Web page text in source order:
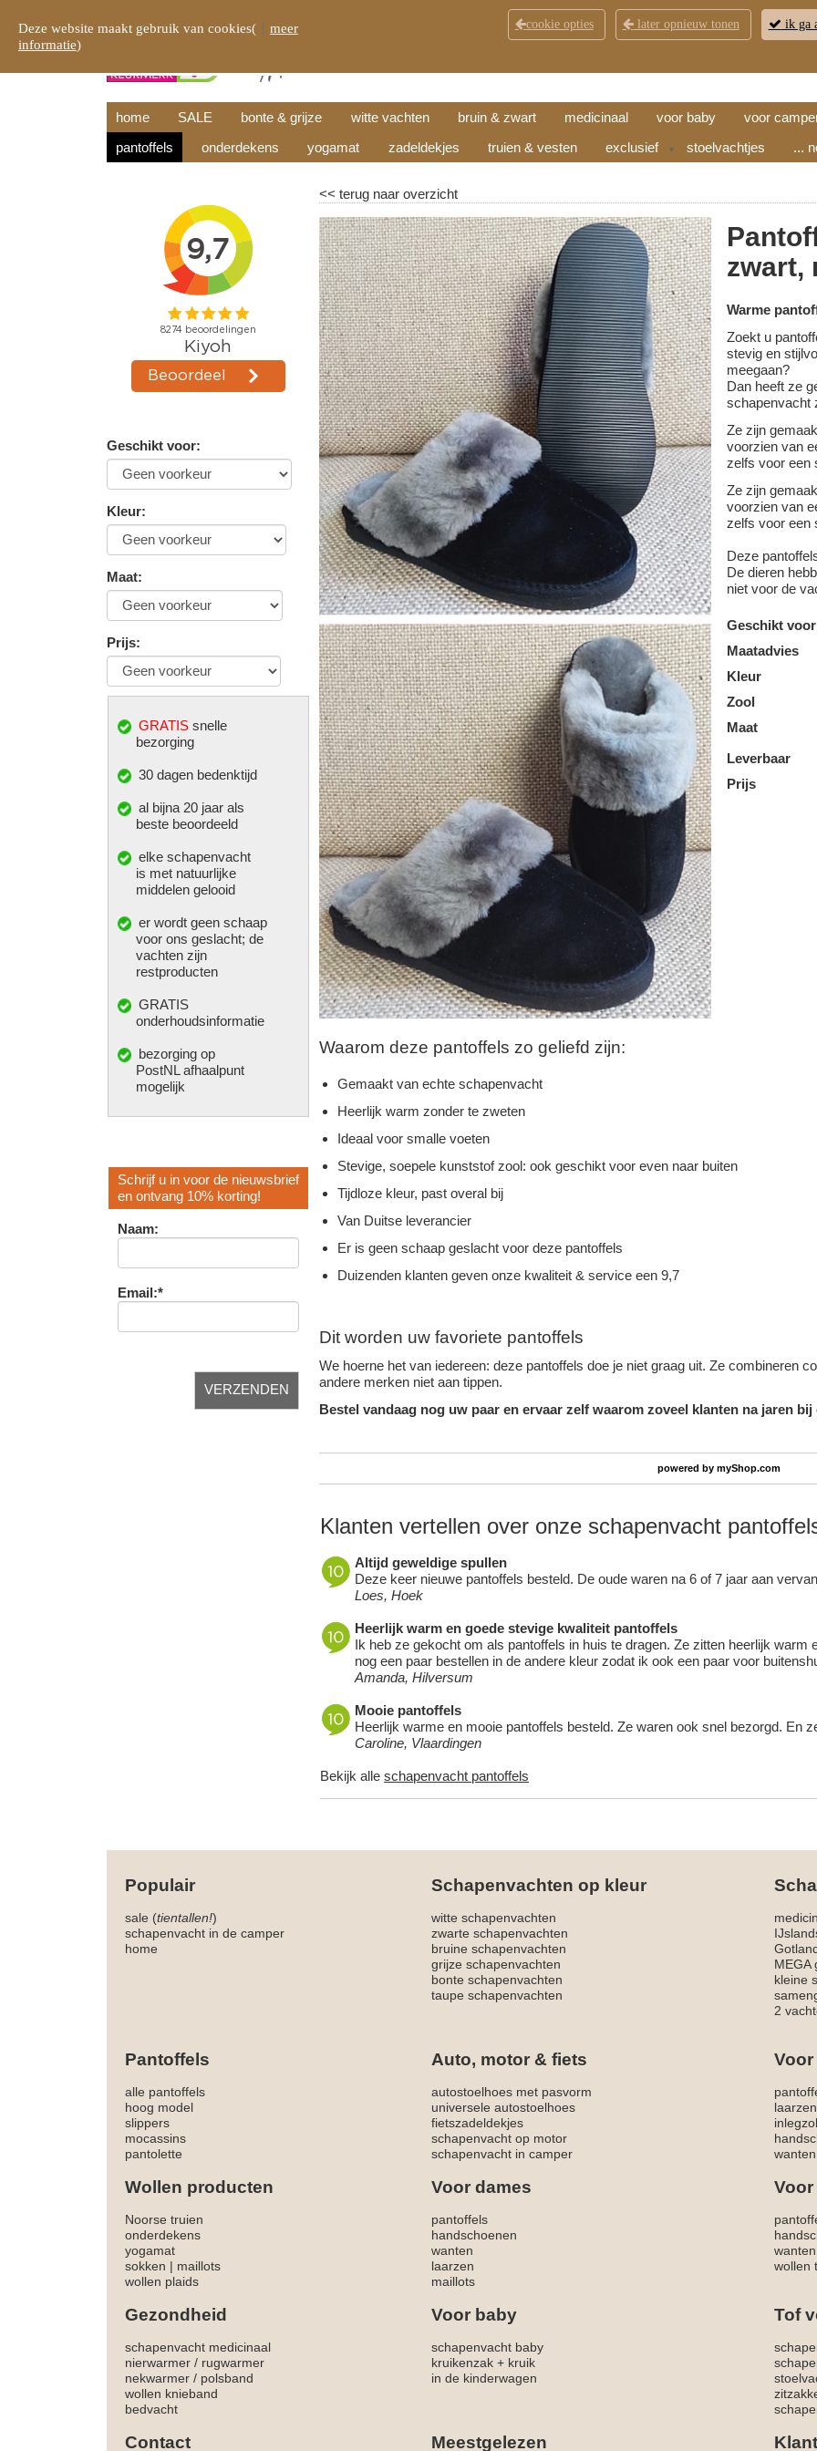
KLANTENSERVICE CONTACT
home SALE bonte & grijze witte vachten bruin & zwart medicinaal voor baby voor
pantoffels
onderdekens yogamat zadeldekjes truien & vesten exclusief ▼ stoelvachtjes ...
Geschikt voor:
Kleur:
Maat:
Prijs:
GRATIS snelle
bezorging
30 dagen bedenktijd
al bijna 20 jaar als
beste beoordeeld
elke schapenvacht
is met natuurlijke
middelen gelooid
er wordt geen schaap
voor ons geslacht; de
vachten zijn
restproducten
GRATIS
onderhoudsinformatie
bezorging op
PostNL afhaalpunt
mogelijk
Schrijf u in voor de nieuwsbrief
en ontvang 10% korting!
Naam:
Email:*
<<terug naar overzicht
zwart,
Warme
Zoekt u
stevig en
meegaan?
Dan heeft ze
schapenvacht
Ze zijn
voorzien van
zelfs voor een
Ze zijn
voorzien van
zelfs voor een
Deze
De dieren
niet voor de
Geschikt voor
Maatadvies
Kleur
Zool
Maat
Leverbaar
Prijs
Waarom deze pantoffels zo geliefd zijn:
Gemaakt van echte schapenvacht
Heerlijk warm zonder te zweten
Ideaal voor smalle voeten
Stevige, soepele kunststof zool: ook geschikt voor even naar buiten
Tijdloze kleur, past overal bij
Van Duitse leverancier
Er is geen schaap geslacht voor deze pantoffels
Duizenden klanten geven onze kwaliteit & service een 9,7
Dit worden uw favoriete pantoffels
We hoerne het van iedereen: deze pantoffels doe je niet graag uit. Ze combineren
andere merken niet aan tippen.
Bestel vandaag nog uw paar en ervaar zelf waarom zoveel klanten na jaren
powered bymyShop.com
Klanten vertellen over onze schapenvacht
Altijd geweldige spullen
Deze keer nieuwe pantoffels besteld. De oude waren na 6 of 7 jaar aan
Loes, Hoek
Heerlijk warm en goede stevige kwaliteit pantoffels
Ik heb ze gekocht om als pantoffels in huis te dragen. Ze zitten heerlijk warm
nog een paar bestellen in de andere kleur zodat ik ook een paar voor
Amanda, Hilversum
Mooie pantoffels
Heerlijk warme en mooie pantoffels besteld. Ze waren ook snel bezorgd. En
Caroline, Vlaardingen
Bekijk alleschapenvacht pantoffels
Populair Schapenvachten op kleur
sale (tientallen!) witte schapenvachten
schapenvacht in de camper
zwarte schapenvachten
home
bruine schapenvachten
grijze schapenvachten
MEGA
bonte schapenvachten
kleine
taupe schapenvachten
2
Pantoffels Auto, motor & fiets
alle pantoffels autostoelhoes met pasvorm
hoog model
universele autostoelhoes
laarzen
slippers
fietszadeldekjes
mocassins
schapenvacht op motor
pantolette
schapenvacht in camper wanten
Wollen producten Voor dames Voor
Noorse truien pantoffels
onderdekens
handschoenen
yogamat
wanten
wanten
sokken | maillots laarzen
wollen
wollen plaids
maillots
Gezondheid Voor baby Tof
schapenvacht medicinaal schapenvacht baby
nierwarmer / rugwarmer kruikenzak + kruik
nekwarmer / polsband in de kinderwagen
wollen knieband
bedvacht
Contact Meestgelezen
Deze website maakt gebruik van cookies(
meer
informatie)
cookie opties later opnieuw tonen ik ga